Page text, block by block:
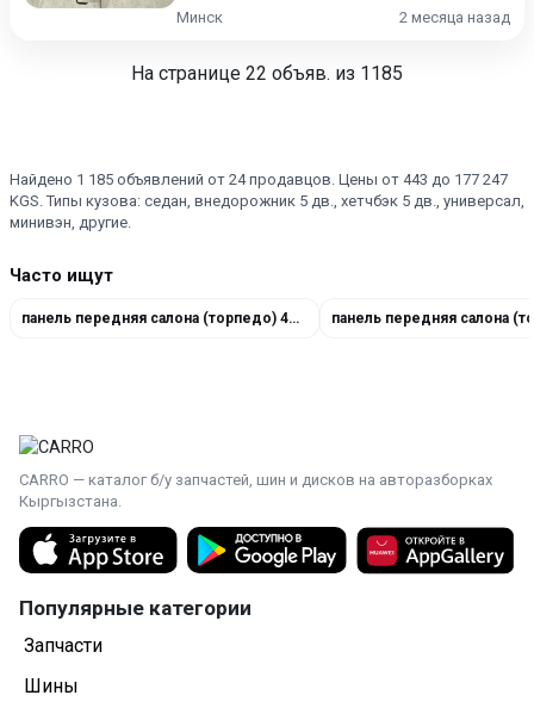
Минск
2 месяца назад
На странице 22 объяв. из 1185
Найдено 1 185 объявлений от 24 продавцов. Цены от 443 до 177 247
KGS. Типы кузова: седан, внедорожник 5 дв., хетчбэк 5 дв., универсал,
минивэн, другие.
Часто ищут
панель передняя салона (торпедо) 4H1857927A24A
CARRO — каталог б/у запчастей, шин и дисков на авторазборках
Кыргызстана.
Популярные категории
Запчасти
Шины